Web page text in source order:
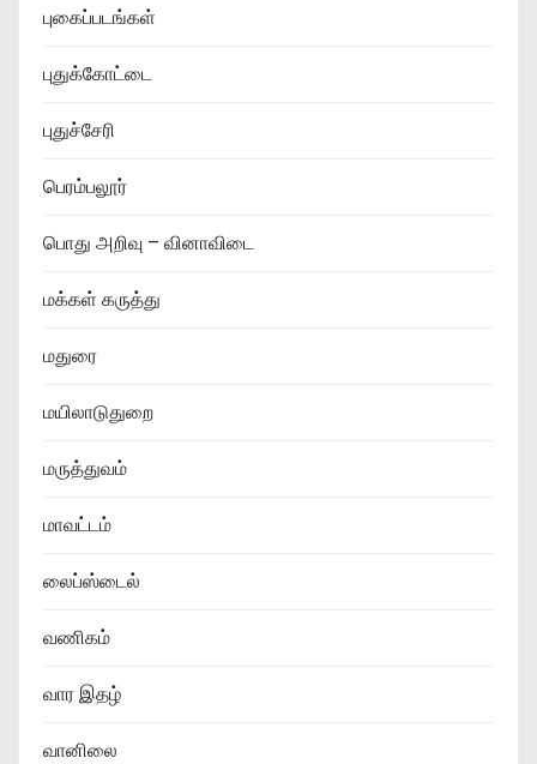
புகைப்படங்கள்
புதுக்கோட்டை
புதுச்சேரி
பெரம்பலூர்
பொது அறிவு – வினாவிடை
மக்கள் கருத்து
மதுரை
மயிலாடுதுறை
மருத்துவம்
மாவட்டம்
லைப்ஸ்டைல்
வணிகம்
வார இதழ்
வானிலை